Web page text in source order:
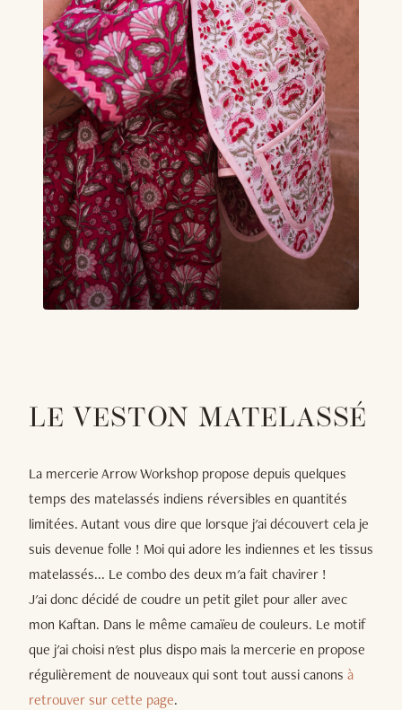
LE VESTON MATELASSÉ
La mercerie Arrow Workshop propose depuis quelques
temps des matelassés indiens réversibles en quantités
limitées. Autant vous dire que lorsque j'ai découvert cela je
suis devenue folle ! Moi qui adore les indiennes et les tissus
matelassés... Le combo des deux m'a fait chavirer !
J'ai donc décidé de coudre un petit gilet pour aller avec
mon Kaftan. Dans le même camaïeu de couleurs. Le motif
que j'ai choisi n'est plus dispo mais la mercerie en propose
régulièrement de nouveaux qui sont tout aussi canons à
retrouver sur cette page.